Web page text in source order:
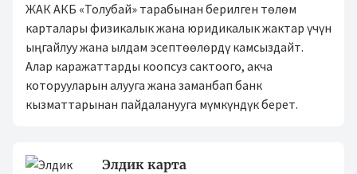
ЖАК АКБ «Толубай» тарабынан берилген төлөм
карталары физикалык жана юридикалык жактар үчүн
ыңгайлуу жана ылдам эсептөөлөрдү камсыздайт.
Алар каражаттарды коопсуз сактоого, акча
которууларын алууга жана заманбап банк
кызматтарынан пайдаланууга мүмкүндүк берет.
Элдик карта